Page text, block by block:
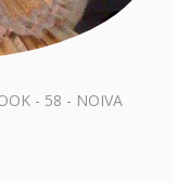
- 58 - NOIVA